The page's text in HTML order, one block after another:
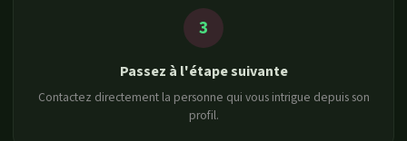
3
Passez à l'étape suivante
Contactez directement la personne qui vous intrigue depuis son
profil.